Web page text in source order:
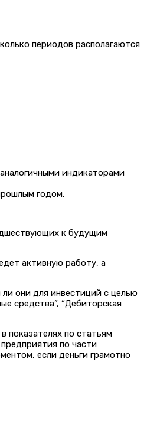
периодов располагаются
индикаторами
годом.
к будущим
активную работу, а
они для инвестиций с целью
средства”, “Дебиторская
показателях по статьям
по части
если деньги грамотно